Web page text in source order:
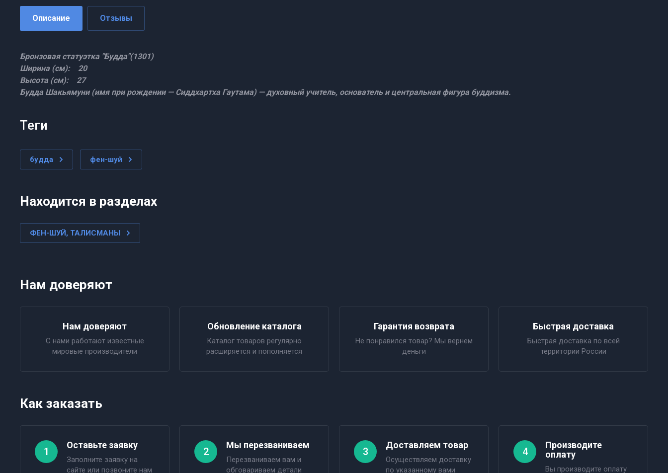
Описание Отзывы
Бронзовая статуэтка "Будда"(1301)
Ширина (см): 20
Высота (см): 27
Будда Шакьямуни (имя при рождении — Сиддхартха Гаутама) — духовный учитель, основатель и центральная фигура буддизма.
теги
будда фен-шуй
Находится в разделах
ФЕН-ШУЙ, ТАЛИСМАНЫ
Нам доверяют
Нам доверяют
С нами работают известные
мировые производители
Обновление каталога
Каталог товаров регулярно
расширяется и пополняется
Гарантия возврата
Не понравился товар? Мы вернем
деньги
Быстрая доставка
Быстрая доставка по всей
территории России
Как заказать
1
Оставьте заявку
Заполните заявку на
сайте или позвоните нам
2
Мы перезваниваем
Перезваниваем вам и
обговариваем детали
3
Доставляем товар
Осуществляем доставку
по указанному вами
4
Производите
оплату
Вы производите оплату